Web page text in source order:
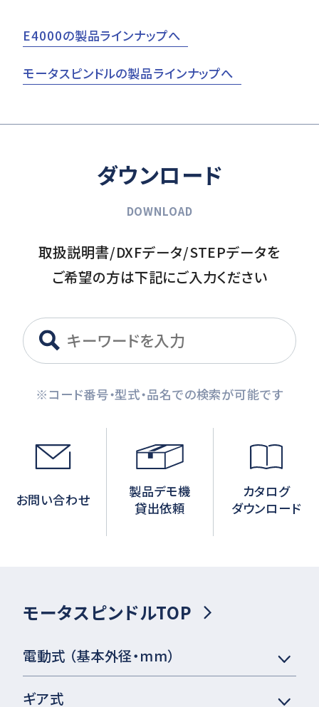
E4000の製品ラインナップへ
モータスピンドルの製品ラインナップへ
ダウンロード
DOWNLOAD
取扱説明書/DXFデータ/STEPデータを
ご希望の方は下記にご入力ください
※コード番号・型式・品名での検索が可能です
お問い合わせ
製品デモ機
貸出依頼
カタログ
ダウンロード
モータスピンドルTOP
電動式 （基本外径・mm）
ギア式